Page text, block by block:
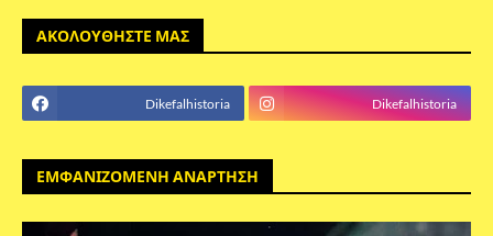
ΑΚΟΛΟΥΘΗΣΤΕ ΜΑΣ
Dikefalhistoria Dikefalhistoria
ΕΜΦΑΝΙΖΟΜΕΝΗ ΑΝΑΡΤΗΣΗ